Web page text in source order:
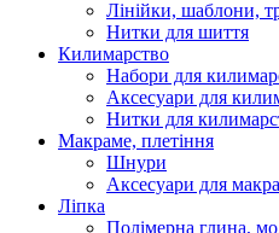
Лінійки, шаблони,
Нитки для шиття
Килимарство
Набори для
Аксесуари для
Нитки для
Макраме, плетіння
Шнури
Аксесуари для
Ліпка
Полімерна глина,